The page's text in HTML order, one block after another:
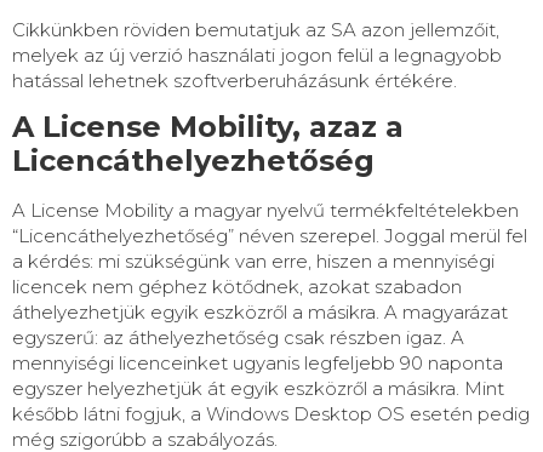
Cikkünkben röviden bemutatjuk az SA azon jellemzőit,
melyek az új verzió használati jogon felül a legnagyobb
hatással lehetnek szoftverberuházásunk értékére.
A License Mobility, azaz a
Licencáthelyezhetőség
A License Mobility a magyar nyelvű termékfeltételekben
“Licencáthelyezhetőség” néven szerepel. Joggal merül fel
a kérdés: mi szükségünk van erre, hiszen a mennyiségi
licencek nem géphez kötődnek, azokat szabadon
áthelyezhetjük egyik eszközről a másikra. A magyarázat
egyszerű: az áthelyezhetőség csak részben igaz. A
mennyiségi licenceinket ugyanis legfeljebb 90 naponta
egyszer helyezhetjük át egyik eszközről a másikra. Mint
később látni fogjuk, a Windows Desktop OS esetén pedig
még szigorúbb a szabályozás.